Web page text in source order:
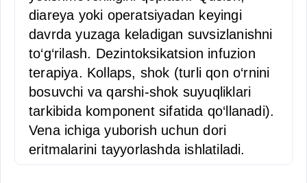
diareya yoki operatsiyadan keyingi
davrda yuzaga keladigan suvsizlanishni
to‘g‘rilash. Dezintoksikatsion infuzion
terapiya. Kollaps, shok (turli qon o‘rnini
bosuvchi va qarshi-shok suyuqliklari
tarkibida komponent sifatida qo‘llanadi).
Vena ichiga yuborish uchun dori
eritmalarini tayyorlashda ishlatiladi.